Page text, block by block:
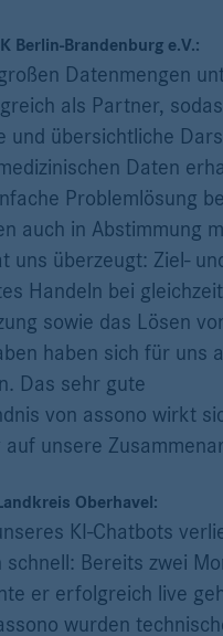
Berlin-Brandenburg e.V.:
Datenmengen
als Partner,
und übersichtliche
Daten
Problemlösung
auch in Abstimmung
uns überzeugt: Ziel-
Handeln bei
sowie das Lösen
haben sich für uns
Das sehr gute
von assono wirkt
unsere
Oberhavel:
KI-Chatbots
schnell: Bereits zwei
er erfolgreich live
wurden